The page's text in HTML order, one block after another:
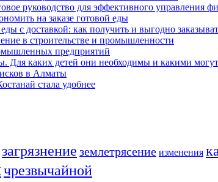
руководство для эффективного управления
на заказе готовой еды
с доставкой: как получить и выгодно
в строительстве и промышленности
предприятий
каких детей они необходимы и какими могут
в Алматы
стала удобнее
загрязнение землетрясение изменения
чрезвычайной